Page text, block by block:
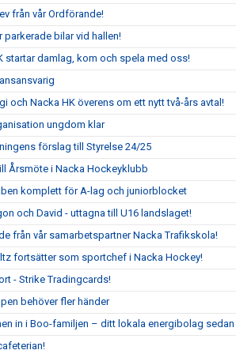
från vår Ordförande!
parkerade bilar vid hallen!
startar damlag, kom och spela med oss!
och Nacka HK överens om ett nytt två-års avtal!
ungdom klar
förslag till Styrelse 24/25
Årsmöte i Nacka Hockeyklubb
komplett för A-lag och juniorblocket
och David - uttagna till U16 landslaget!
från vår samarbetspartner Nacka Trafikskola!
fortsätter som sportchef i Nacka Hockey!
- Strike Tradingcards!
behöver fler händer
in i Boo-familjen – ditt lokala energibolag sedan